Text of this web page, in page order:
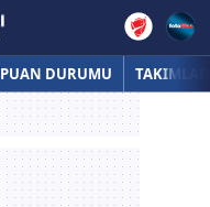
PUAN DURUMU TAKIMLAR